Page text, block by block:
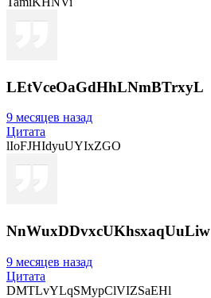
LEtVceOaGdHhLNmBTrxyL
9 месяцев назад
Цитата
lIoFJHIdyuUYIxZGO
NnWuxDDvxcUKhsxaqUuLiw
9 месяцев назад
Цитата
DMTLvYLqSMypClVIZSaEHl